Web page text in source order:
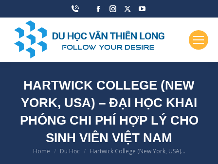
Facebook
opens
in
Instagram
opens
in
opens
in
YouTube
opens
in
HARTWICK COLLEGE (NEW
YORK, USA) – ĐẠI HỌC KHAI
PHÓNG CHI PHÍ HỢP LÝ CHO
SINH VIÊN VIỆT NAM
You are here:
Home Du Học Hartwick College (New York, USA)…